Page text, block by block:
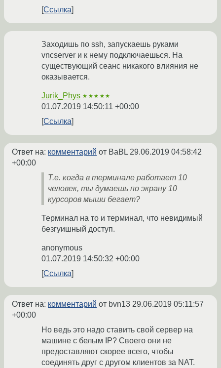
Ссылка
Заходишь по ssh, запускаешь руками
vncserver и к нему подключаешься. На
существующий сеанс никакого влияния не
оказывается.
Jurik_Phys ★★★★★
01.07.2019 14:50:11 +00:00
Ссылка
Ответ на: комментарий от BaBL29.06.2019 04:58:42
+00:00
Т.е. когда в терминале работает 10
человек, ты думаешь по экрану 10
курсоров мыши бегает?
Терминал на то и терминал, что невидимый
безгуишный доступ.
anonymous
01.07.2019 14:50:32 +00:00
Ссылка
Ответ на: комментарий от bvn13 29.06.2019 05:11:57
+00:00
Но ведь это надо ставить свой сервер на
машине с белым IP? Своего они не
предоставляют скорее всего, чтобы
соединять друг с другом клиентов за NAT.